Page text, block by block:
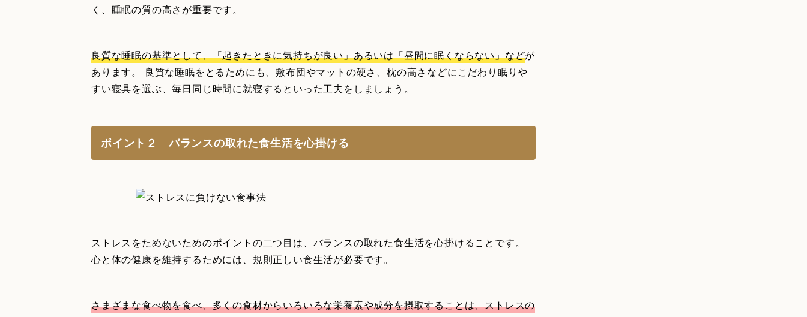
く、睡眠の質の高さが重要です。
良質な睡眠の基準として、「起きたときに気持ちが良い」あるいは「昼間に眠くならない」などが
あります。 良質な睡眠をとるためにも、敷布団やマットの硬さ、枕の高さなどにこだわり眠りや
すい寝具を選ぶ、毎日同じ時間に就寝するといった工夫をしましょう。
ポイント２ バランスの取れた食生活を心掛ける
ストレスをためないためのポイントの二つ目は、バランスの取れた食生活を心掛けることです。
心と体の健康を維持するためには、規則正しい食生活が必要です。
さまざまな食べ物を食べ、多くの食材からいろいろな栄養素や成分を摂取することは、ストレスの